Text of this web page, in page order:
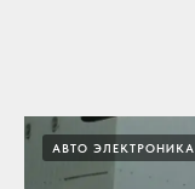
АВТО ЭЛЕКТРОНИКА